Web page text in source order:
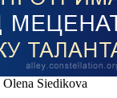
Olena Siedikova